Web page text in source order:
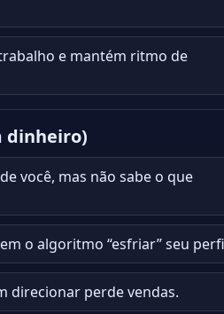
e mantém ritmo de
dinheiro)
você, mas não sabe o que
o algoritmo “esfriar” seu
direcionar perde vendas.